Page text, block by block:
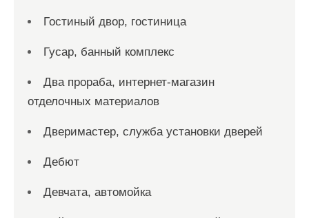
Гостиный двор, гостиница
Гусар, банный комплекс
Два прораба, интернет-магазин
отделочных материалов
Дверимастер, служба установки дверей
Дебют
Девчата, автомойка